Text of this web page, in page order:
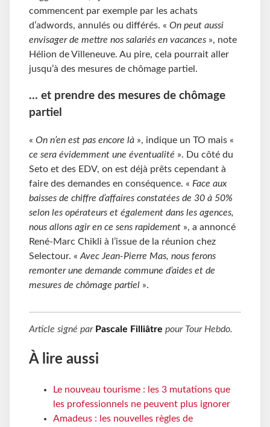
commencent par exemple par les achats
d’adwords, annulés ou différés. « On peut aussi
envisager de mettre nos salariés en vacances », note
Hélion de Villeneuve. Au pire, cela pourrait aller
jusqu’à des mesures de chômage partiel.
… et prendre des mesures de chômage
partiel
« On n’en est pas encore là », indique un TO mais «
ce sera évidemment une éventualité ». Du côté du
Seto et des EDV, on est déjà prêts cependant à
faire des demandes en conséquence. « Face aux
baisses de chiffre d’affaires constatées de 30 à 50%
selon les opérateurs et également dans les agences,
nous allons agir en ce sens rapidement », a annoncé
René-Marc Chikli à l’issue de la réunion chez
Selectour. « Avec Jean-Pierre Mas, nous ferons
remonter une demande commune d’aides et de
mesures de chômage partiel ».
Article signé par Pascale Filliâtre pour Tour Hebdo.
À lire aussi
Le nouveau tourisme : les 3 mutations que
les professionnels ne peuvent plus ignorer
Amadeus : les nouvelles règles de